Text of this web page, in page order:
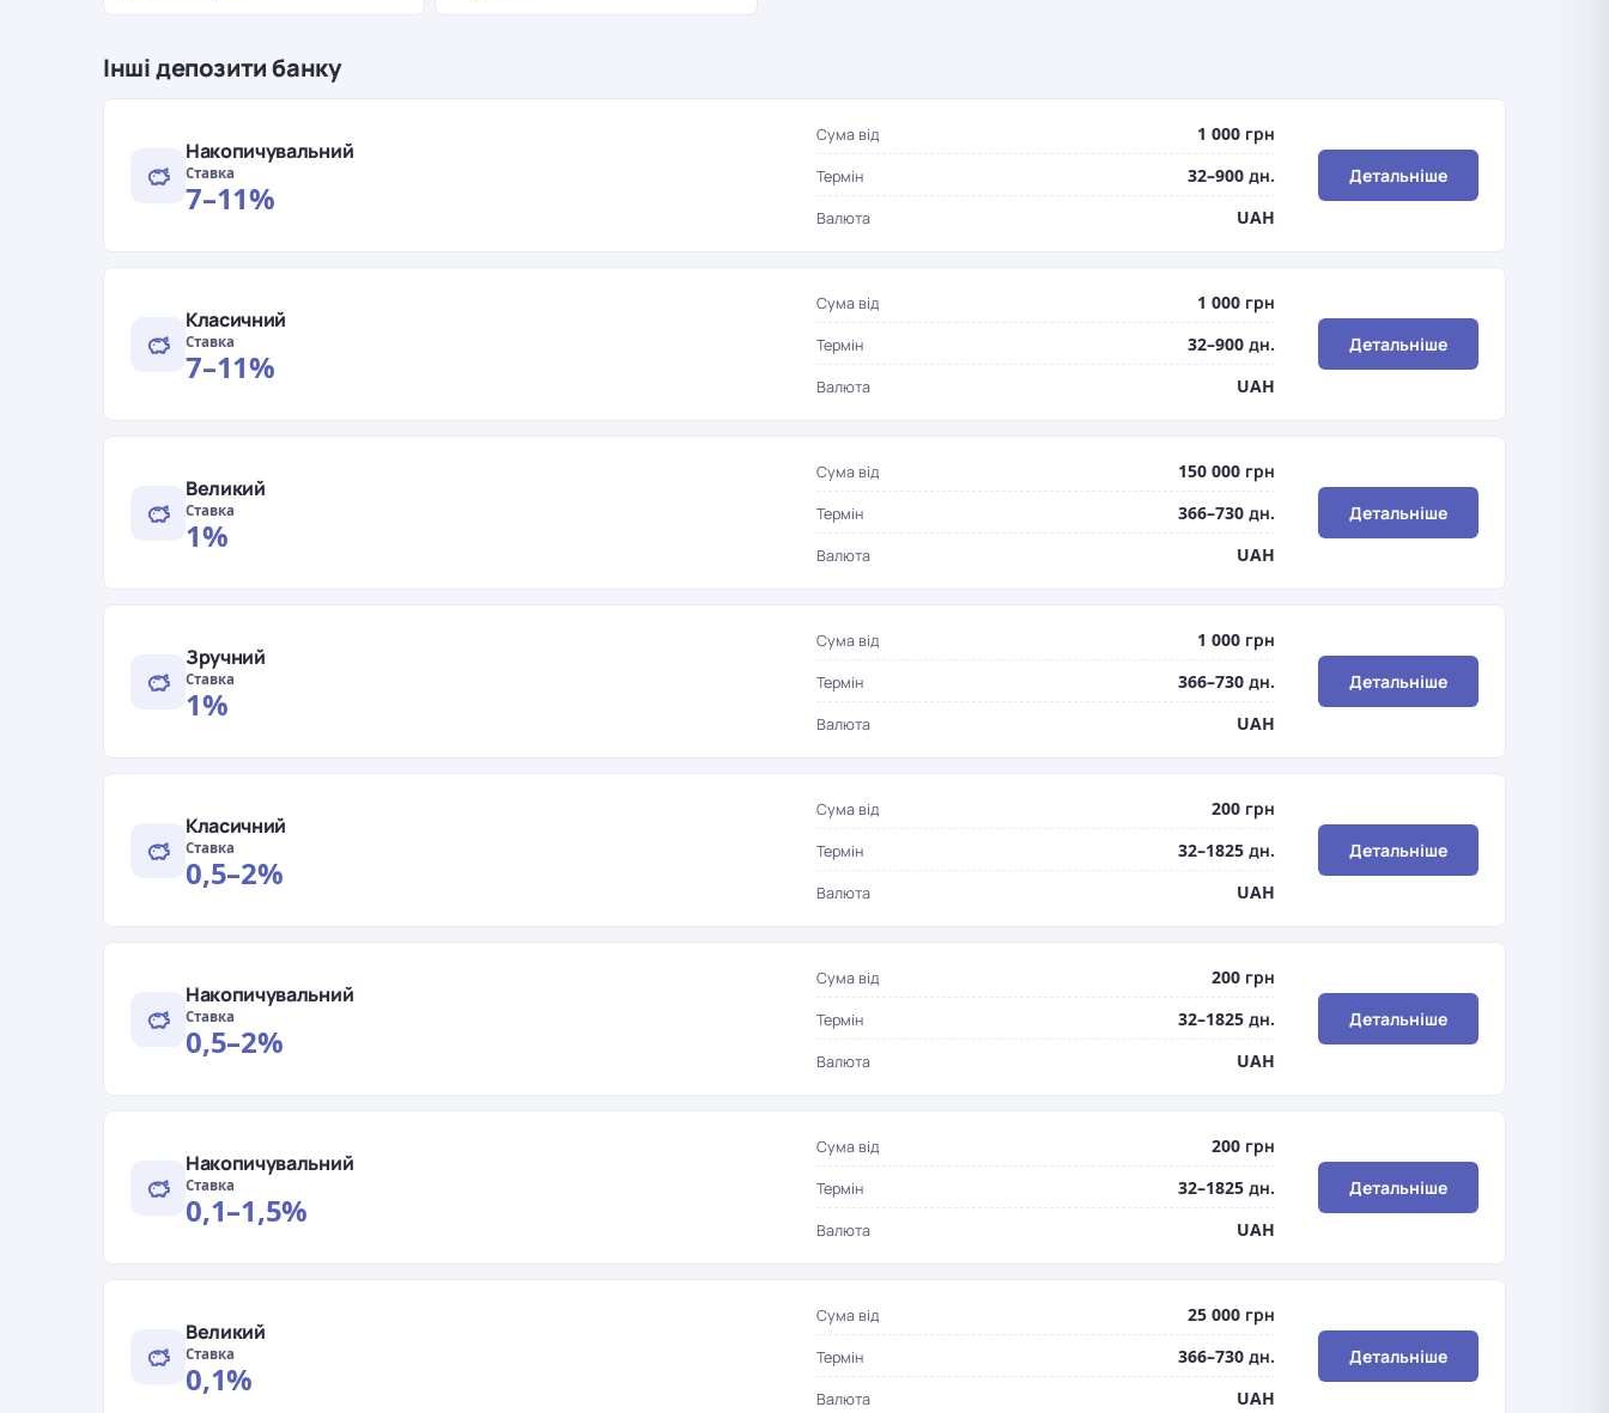
Інші депозити банку
Накопичувальний
Ставка
7–11%
Сума від 1 000 грн
Термін 32–900 дн.
Валюта UAH
Детальніше
Класичний
Ставка
7–11%
Сума від 1 000 грн
Термін 32–900 дн.
Валюта UAH
Детальніше
Великий
Ставка
1%
Сума від 150 000 грн
Термін 366–730 дн.
Валюта UAH
Детальніше
Зручний
Ставка
1%
Сума від 1 000 грн
Термін 366–730 дн.
Валюта UAH
Детальніше
Класичний
Ставка
0,5–2%
Сума від 200 грн
Термін 32–1825 дн.
Валюта UAH
Детальніше
Накопичувальний
Ставка
0,5–2%
Сума від 200 грн
Термін 32–1825 дн.
Валюта UAH
Детальніше
Накопичувальний
Ставка
0,1–1,5%
Сума від 200 грн
Термін 32–1825 дн.
Валюта UAH
Детальніше
Великий
Ставка
0,1%
Сума від 25 000 грн
Термін 366–730 дн.
Валюта UAH
Детальніше